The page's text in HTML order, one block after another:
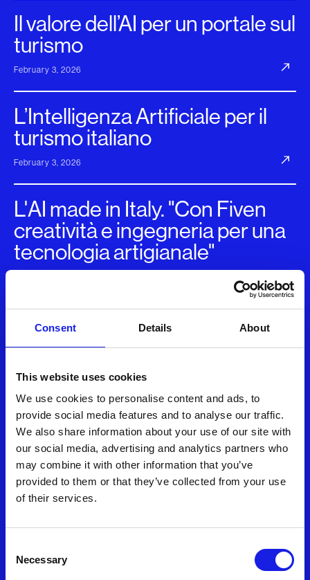
Consent Details About
This website uses cookies
We use cookies to personalise content and ads, to
provide social media features and to analyse our traffic.
We also share information about your use of our site with
our social media, advertising and analytics partners who
may combine it with other information that you’ve
provided to them or that they’ve collected from your use
of their services.
Selection
Necessary
Il valore dell’AI per un portale sul
turismo
February 3, 2026
L’Intelligenza Artificiale per il
turismo italiano
February 3, 2026
L'AI made in Italy. "Con Fiven
creatività e ingegneria per una
tecnologia artigianale"
Fiven cede Allos a DGS per
puntare sull’AI: focus strategico
cuore della trasformazione
digitale
August 7, 2025
Fiven cede Allos e rafforza la
strategia AI first puntando
all’espansione estera e a nuove